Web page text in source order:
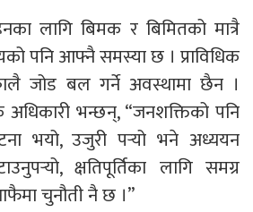
लागि बिमक र बिमितको मात्रै
पनि आफ्नै समस्या छ । प्राविधिक
जोड बल गर्ने अवस्थामा छैन ।
अधिकारी भन्छन्, “जनशक्तिको पनि
भयो, उजुरी पर्‍यो भने अध्ययन
क्षतिपूर्तिका लागि समग्र
चुनौती नै छ ।”